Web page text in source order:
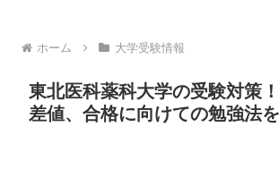
ホーム 大学受験情報
東北医科薬科大学の受験対策
差値、合格に向けての勉強法